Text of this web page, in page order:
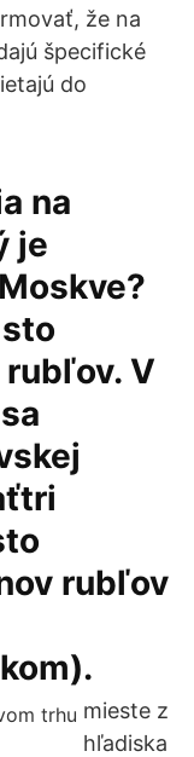
že na
špecifické
do
na
je
V
rubľov
mieste z
hľadiska